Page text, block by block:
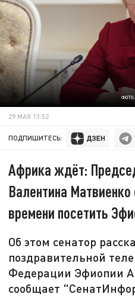
29 МАЯ 13:52
ПОДПИШИТЕСЬ:
Африка ждёт:
Валентина
времени посетить
Об этом сенатор
поздравительной
Федерации Эфиопии
сообщает